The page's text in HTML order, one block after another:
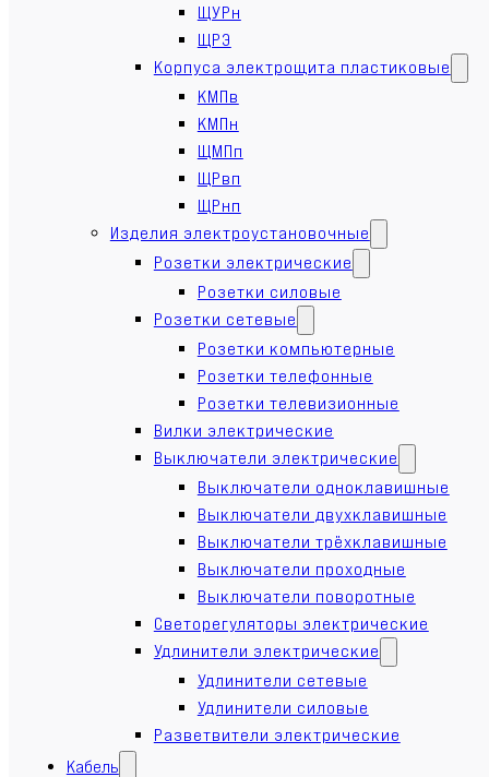
ЩУРн
ЩРЭ
Корпуса электрощита пластиковые
КМПв
КМПн
ЩМПп
ЩРвп
ЩРнп
Изделия электроустановочные
Розетки электрические
Розетки силовые
Розетки сетевые
Розетки компьютерные
Розетки телефонные
Розетки телевизионные
Вилки электрические
Выключатели электрические
Выключатели одноклавишные
Выключатели двухклавишные
Выключатели трёхклавишные
Выключатели проходные
Выключатели поворотные
Светорегуляторы электрические
Удлинители электрические
Удлинители сетевые
Удлинители силовые
Разветвители электрические
Кабель